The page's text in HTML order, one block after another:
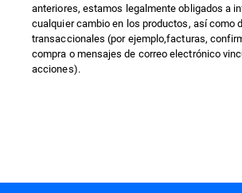
anteriores, estamos legalmente obligados a
cualquier cambio en los productos, así como
transaccionales (por ejemplo,facturas,
compra o mensajes de correo electrónico
acciones).